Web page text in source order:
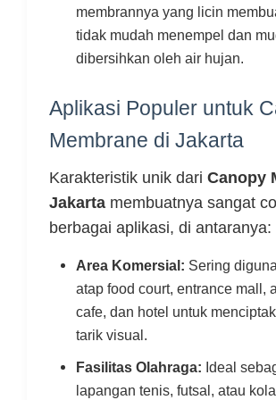
membrannya yang licin
tidak mudah menempel dan
dibersihkan oleh air hujan.
Aplikasi Populer untuk
Membrane di Jakarta
Karakteristik unik dari Canopy
Jakarta membuatnya sangat
berbagai aplikasi, di antaranya:
Area Komersial: Sering
atap food court, entrance mall,
cafe, dan hotel untuk
tarik visual.
Fasilitas Olahraga: Ideal
lapangan tenis, futsal, atau